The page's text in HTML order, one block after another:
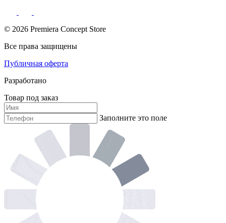
© 2026 Premiera Concept Store
Все права защищены
Публичная оферта
Разработано
Товар под заказ
Заполните это поле